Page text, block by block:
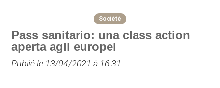
Société
Pass sanitario: una class action
aperta agli europei
Publié le 13/04/2021 à 16:31